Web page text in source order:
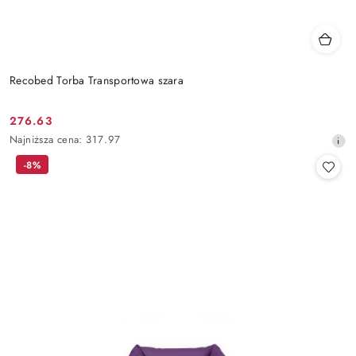
Recobed Torba Transportowa szara
Cena
promocyjna:
276.63
Najniższa
cena
Najniższa cena: 317.97
-8%